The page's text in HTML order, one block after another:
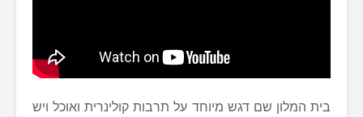
בית המלון שם דגש מיוחד על תרבות קולינרית ואוכל ויש